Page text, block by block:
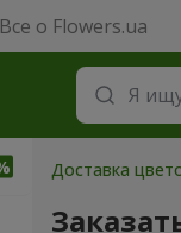
Все о Flowers.ua
Доставка